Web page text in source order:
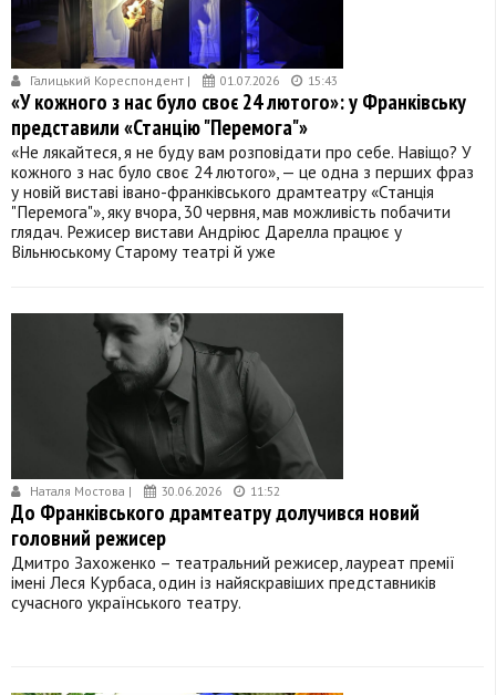
Галицький Кореспондент | 01.07.2026 15:43
«У кожного з нас було своє 24 лютого»: у Франківську
представили «Станцію "Перемога"»
«Не лякайтеся, я не буду вам розповідати про себе. Навіщо? У
кожного з нас було своє 24 лютого», — це одна з перших фраз
у новій виставі івано-франківського драмтеатру «Станція
"Перемога"», яку вчора, 30 червня, мав можливість побачити
глядач. Режисер вистави Андріюс Дарелла працює у
Вільнюському Старому театрі й уже
Наталя Мостова | 30.06.2026 11:52
До Франківського драмтеатру долучився новий
головний режисер
Дмитро Захоженко – театральний режисер, лауреат премії
імені Леся Курбаса, один із найяскравіших представників
сучасного українського театру.